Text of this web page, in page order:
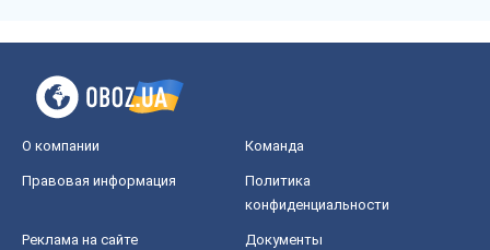
О компании Команда
Правовая информация
Политика
конфиденциальности
Реклама на сайте Документы